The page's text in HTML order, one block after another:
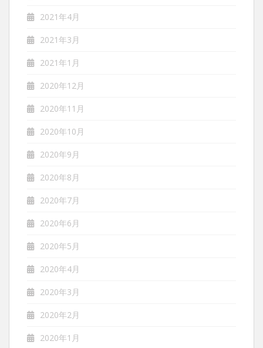
2021年4月
2021年3月
2021年1月
2020年12月
2020年11月
2020年10月
2020年9月
2020年8月
2020年7月
2020年6月
2020年5月
2020年4月
2020年3月
2020年2月
2020年1月